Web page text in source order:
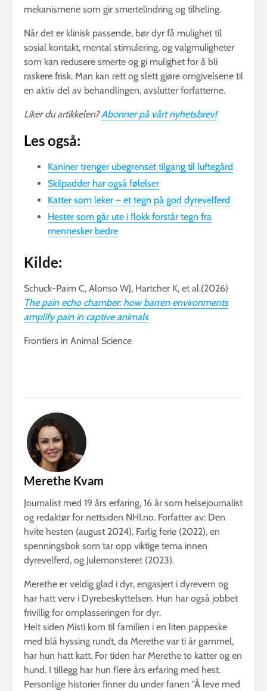
mekanismene som gir smertelindring og tilheling.
Når det er klinisk passende, bør dyr få mulighet til
sosial kontakt, mental stimulering, og valgmuligheter
som kan redusere smerte og gi mulighet for å bli
raskere frisk. Man kan rett og slett gjøre omgivelsene til
en aktiv del av behandlingen, avslutter forfatterne.
Liker du artikkelen?Abonner på vårt nyhetsbrev!
Les også:
Kaniner trenger ubegrenset tilgang til luftegård
Skilpadder har også følelser
Katter som leker – et tegn på god dyrevelferd
Hester som går ute i flokk forstår tegn fra
mennesker bedre
Kilde:
Schuck-Paim C, Alonso WJ, Hartcher K, et al.(2026)
The pain echo chamber: how barren environments
amplify pain in captive animals
Frontiers in Animal Science
Merethe Kvam
Journalist med 19 års erfaring, 16 år som helsejournalist
og redaktør for nettsiden NHI.no. Forfatter av: Den
hvite hesten (august 2024), Farlig ferie (2022), en
spenningsbok som tar opp viktige tema innen
dyrevelferd, og Julemonsteret (2023).
Merethe er veldig glad i dyr, engasjert i dyrevern og
har hatt verv i Dyrebeskyttelsen. Hun har også jobbet
frivillig for omplasseringen for dyr.
Helt siden Misti kom til familien i en liten pappeske
med blå hyssing rundt, da Merethe var ti år gammel,
har hun hatt katt. For tiden har Merethe to katter og en
hund. I tillegg har hun flere års erfaring med hest.
Personlige historier finner du under fanen "Å leve med